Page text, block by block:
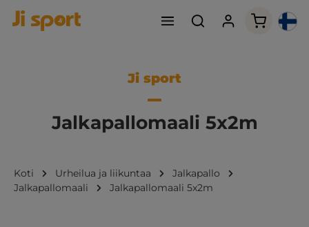
Ji sport
Jalkapallomaali 5x2m
Koti Urheilua ja liikuntaa
Jalkapallo
Jalkapallomaali
Jalkapallomaali 5x2m